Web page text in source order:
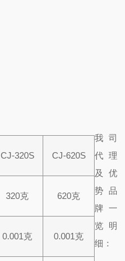
CJ-320S CJ-620S
320克 620克
0.001克 0.001克
我司
代理
及优
势品
牌一
览明
细：